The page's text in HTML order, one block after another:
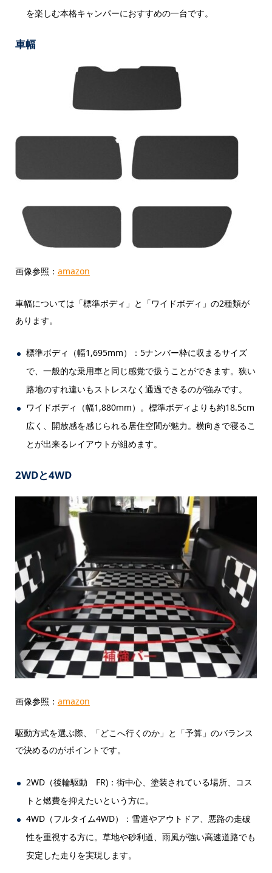
を楽しむ本格キャンパーにおすすめの一台です。
車幅
画像参照： amazon
車幅については「標準ボディ」と「ワイドボディ」の2種類が
あります。
標準ボディ（幅1,695mm）：5ナンバー枠に収まるサイズ
で、一般的な乗用車と同じ感覚で扱うことができます。狭い
路地のすれ違いもストレスなく通過できるのが強みです。
ワイドボディ（幅1,880mm）。標準ボディよりも約18.5cm
広く、開放感を感じられる居住空間が魅力。横向きで寝るこ
とが出来るレイアウトが組めます。
2WDと4WD
画像参照： amazon
駆動方式を選ぶ際、「どこへ行くのか」と「予算」のバランス
で決めるのがポイントです。
2WD（後輪駆動 FR)：街中心、塗装されている場所、コス
トと燃費を抑えたいという方に。
4WD（フルタイム4WD）：雪道やアウトドア、悪路の走破
性を重視する方に。草地や砂利道、雨風が強い高速道路でも
安定した走りを実現します。